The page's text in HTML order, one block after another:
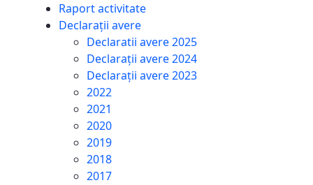
Raport activitate
Declarații avere
Declaratii avere 2025
Declarații avere 2024
Declarații avere 2023
2022
2021
2020
2019
2018
2017